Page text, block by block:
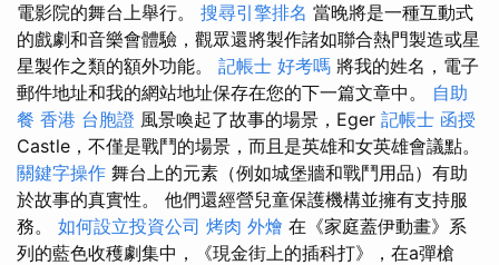
電影院的舞台上舉行。 搜尋引擎排名 當晚將是一種互動式
的戲劇和音樂會體驗，觀眾還將製作諸如聯合熱門製造或星
星製作之類的額外功能。 記帳士 好考嗎 將我的姓名，電子
郵件地址和我的網站地址保存在您的下一篇文章中。 自助
餐 香港 台胞證 風景喚起了故事的場景，Eger 記帳士 函授
Castle，不僅是戰鬥的場景，而且是英雄和女英雄會議點。
關鍵字操作 舞台上的元素（例如城堡牆和戰鬥用品）有助
於故事的真實性。 他們還經營兒童保護機構並擁有支持服
務。 如何設立投資公司 烤肉 外燴 在《家庭蓋伊動畫》系
列的藍色收穫劇集中，《現金街上的插科打》，在a彈槍